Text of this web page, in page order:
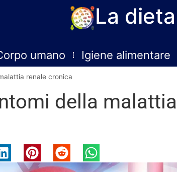
La
umano Igiene alimentare
renale cronica
della